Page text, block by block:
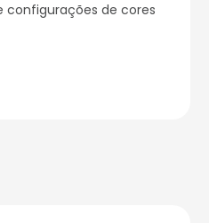
configurações de cores